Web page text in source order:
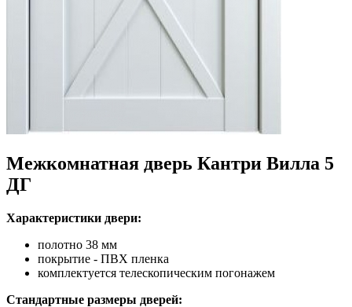
Межкомнатная дверь Кантри Вилла 5
ДГ
Характеристики двери:
полотно 38 мм
покрытие - ПВХ пленка
комплектуется телескопическим погонажем
Стандартные размеры дверей: